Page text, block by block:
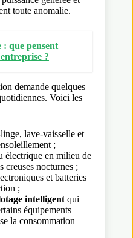
toute anomalie.
: que pensent
?
demande quelques
Voici les
lave-vaisselle et
;
électrique en milieu de
creuses nocturnes ;
et batteries
;
intelligentqui
équipements
la consommation